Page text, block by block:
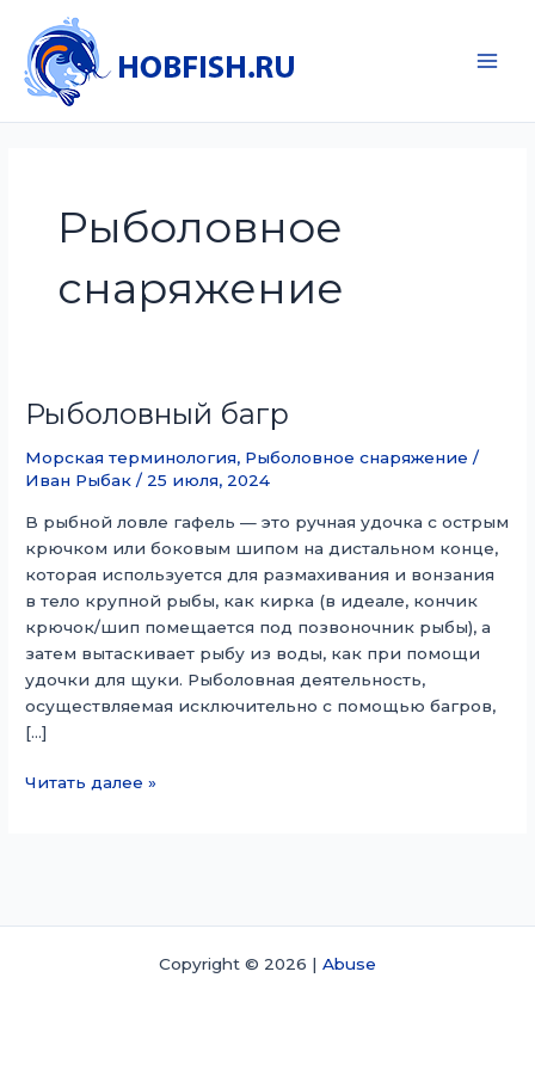
содержимому
Рыболовное
снаряжение
Рыболовный багр
Морская терминология, Рыболовное снаряжение /
Иван Рыбак/ 25 июля, 2024
В рыбной ловле гафель — это ручная удочка с острым
крючком или боковым шипом на дистальном конце,
которая используется для размахивания и вонзания
в тело крупной рыбы, как кирка (в идеале, кончик
крючок/шип помещается под позвоночник рыбы), а
затем вытаскивает рыбу из воды, как при помощи
удочки для щуки. Рыболовная деятельность,
осуществляемая исключительно с помощью багров,
[…]
Рыболовный
Читать далее »
Copyright © 2026 | Abuse